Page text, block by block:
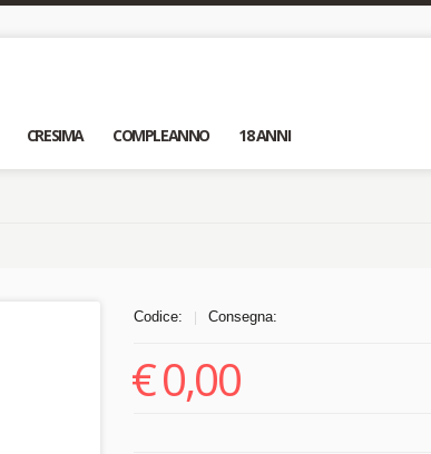
CRESIMA COMPLEANNO 18 ANNI
Codice: Consegna:
€0,00